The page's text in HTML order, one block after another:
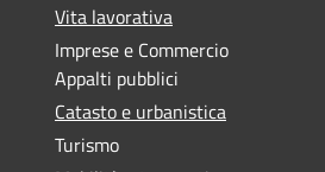
Vita lavorativa
Imprese e Commercio
Appalti pubblici
Catasto e urbanistica
Turismo